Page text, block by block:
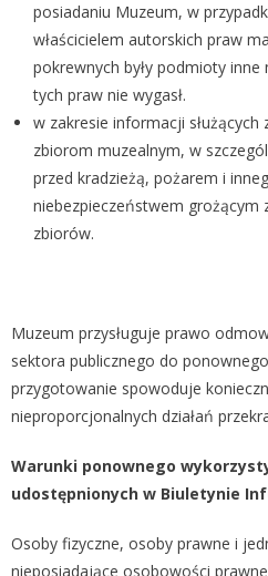
posiadaniu Muzeum, w
właścicielem autorskich praw
pokrewnych były podmioty
tych praw nie wygasł.
w zakresie informacji
zbiorom muzealnym, w
przed kradzieżą, pożarem i
niebezpieczeństwem grożącym
zbiorów.
Muzeum przysługuje prawo
sektora publicznego do
przygotowanie spowoduje
nieproporcjonalnych działań
Warunki ponownego
udostępnionych w Biuletynie
Osoby fizyczne, osoby prawne i
nieposiadające osobowości